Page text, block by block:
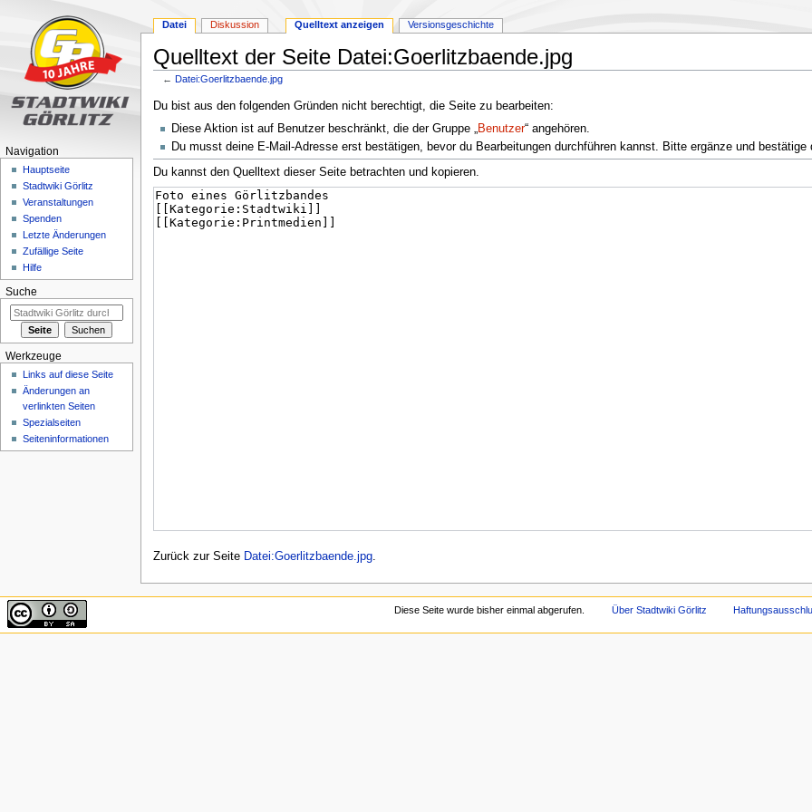
Quelltext der Seite Datei:Goerlitzbaende.jpg
←Datei:Goerlitzbaende.jpg
Zur
Navigation
springen
Zur
Suche
springen
Du bist aus den folgenden Gründen nicht berechtigt, die Seite zu bearbeiten:
Diese Aktion ist auf Benutzer beschränkt, die der Gruppe „Benutzer“ angehören.
Du musst deine E-Mail-Adresse erst bestätigen, bevor du Bearbeitungen durchführen kannst. Bitte ergänze und
Du kannst den Quelltext dieser Seite betrachten und kopieren.
Zurück zur Seite Datei:Goerlitzbaende.jpg.
Datei Diskussion Quelltext anzeigen Versionsgeschichte
Navigation
Hauptseite
Stadtwiki Görlitz
Veranstaltungen
Spenden
Letzte Änderungen
Zufällige Seite
Hilfe
Suche
Werkzeuge
Links auf diese Seite
Änderungen an
verlinkten Seiten
Spezialseiten
Seiten­informationen
Diese Seite wurde bisher einmal abgerufen. Über Stadtwiki Görlitz